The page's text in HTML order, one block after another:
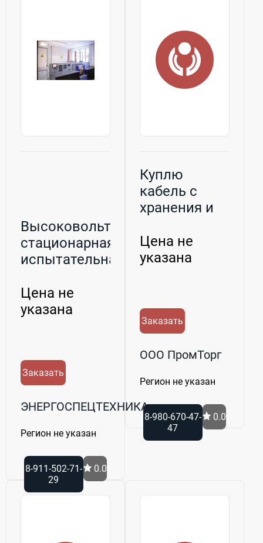
Высоковольтная
стационарная
испытательная
Цена не
указана
Заказать
ЭНЕРГОСПЕЦТЕХНИКА
Регион не указан
8-911-502-71-
29
0.0
Куплю
кабель с
хранения и
Цена не
указана
Заказать
ООО ПромТорг
Регион не указан
8-980-670-47-
47
0.0